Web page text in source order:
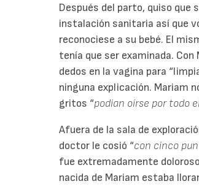
Después del parto, quiso que
instalación sanitaria así que
reconociese a su bebé. El
tenía que ser examinada.
dedos en la vagina para
ninguna explicación. Mariam
gritos “podían oírse por todo
Afuera de la sala de
doctor le cosió “con cinco
fue extremadamente
nacida de Mariam estaba